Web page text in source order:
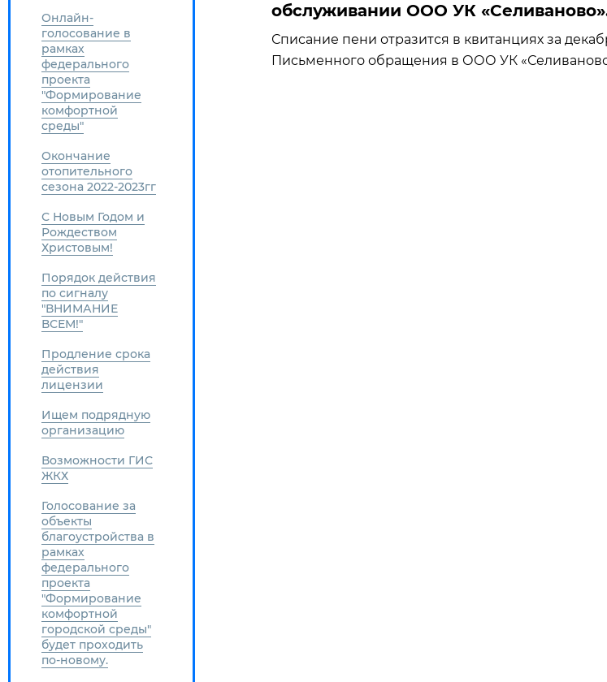
Онлайн-
голосование в
рамках
федерального
проекта
"Формирование
комфортной
среды"
Окончание
отопительного
сезона 2022-2023гг
С Новым Годом и
Рождеством
Христовым!
Порядок действия
по сигналу
"ВНИМАНИЕ
ВСЕМ!"
Продление срока
действия
лицензии
Ищем подрядную
организацию
Возможности ГИС
ЖКХ
Голосование за
объекты
благоустройства в
рамках
федерального
проекта
"Формирование
комфортной
городской среды"
будет проходить
по-новому.
обслуживании ООО УК
Списание пени отразится в квитанциях за
Письменного обращения в ООО УК